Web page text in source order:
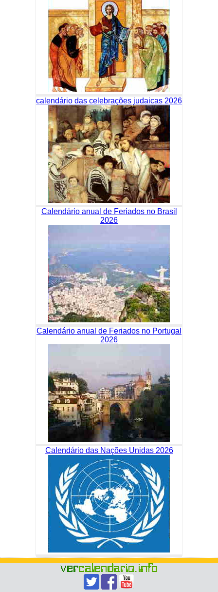
calendário das celebrações judaicas 2026
Calendário anual de Feriados no Brasil
2026
Calendário anual de Feriados no Portugal
2026
Calendário das Nações Unidas 2026